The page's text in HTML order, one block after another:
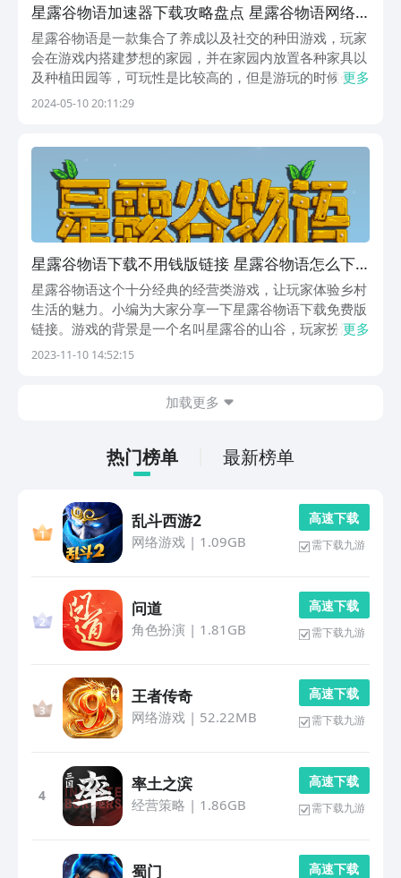
星露谷物语加速器下载攻略盘点 星露谷物语网络
加速器使用分享
星露谷物语是一款集合了养成以及社交的种田游戏，玩家
会在游戏内搭建梦想的家园，并在家园内放置各种家具以
及种植田园等，可玩性是比较高的，但是游玩的时候会因
为网络导致掉线，因此星露谷物语加速器下载教程在哪看
更多
2024-05-10 20:11:29
星露谷物语下载不用钱版链接 星露谷物语怎么下
载
星露谷物语这个十分经典的经营类游戏，让玩家体验乡村
生活的魅力。小编为大家分享一下星露谷物语下载免费版
链接。游戏的背景是一个名叫星露谷的山谷，玩家扮演的
主角继承了爷爷的农场，开始了一段全新的冒险。本作的
更多
2023-11-10 14:52:15
加载更多
热门榜单 最新榜单
乱斗西游2
网络游戏| 1.09GB
高 速 下 载
需下载九游
问道
角色扮演 | 1.81GB
高 速 下 载
需下载九游
王者传奇
网络游戏| 52.22MB
高 速 下 载
需下载九游
4
率土之滨
经营策略 | 1.86GB
高 速 下 载
需下载九游
蜀门 高 速 下 载